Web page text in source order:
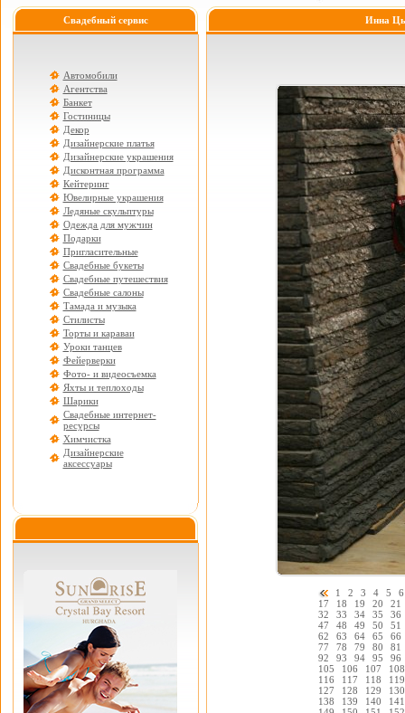
Свадебный сервис
Автомобили
Агентства
Банкет
Гостиницы
Декор
Дизайнерские платья
Дизайнерские украшения
Дисконтная программа
Кейтеринг
Ювелирные украшения
Ледяные скульптуры
Одежда для мужчин
Подарки
Пригласительные
Свадебные букеты
Свадебные путешествия
Свадебные салоны
Тамада и музыка
Стилисты
Торты и караваи
Уроки танцев
Фейерверки
Фото- и видеосъемка
Яхты и теплоходы
Шарики
Свадебные интернет-
ресурсы
Химчистка
Дизайнерские
аксессуары
Инна
1 2 3 4 5
6
17
18 19 20
21
32
33 34 35
36
47
48 49 50
51
62
63 64 65
66
77
78 79 80
81
92
93 94 95
96
105
106 107
108
116
117 118
119
127
128 129
130
138
139 140
141